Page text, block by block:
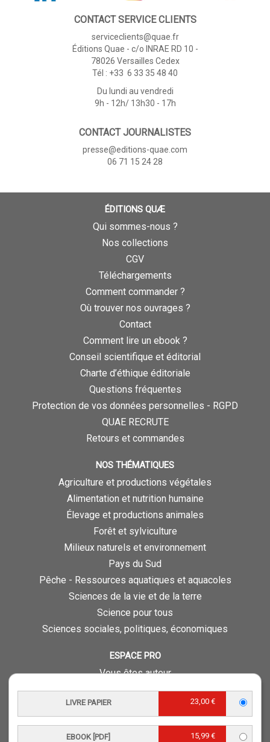
LIVRE PAPIER 23,00 €
EBOOK [PDF] 15,99 €
CONTACT SERVICE CLIENTS
serviceclients@quae.fr
Éditions Quae - c/o INRAE RD 10 -
78026 Versailles Cedex
Tél : +33 6 33 35 48 40
Du lundi au vendredi
9h - 12h/ 13h30 - 17h
CONTACT JOURNALISTES
presse@editions-quae.com
06 71 15 24 28
ÉDITIONS QUÆ
Qui sommes-nous ?
Nos collections
CGV
Téléchargements
Comment commander ?
Où trouver nos ouvrages ?
Contact
Comment lire un ebook ?
Conseil scientifique et éditorial
Charte d’éthique éditoriale
Questions fréquentes
Protection de vos données personnelles - RGPD
QUAE RECRUTE
Retours et commandes
NOS THÉMATIQUES
Agriculture et productions végétales
Alimentation et nutrition humaine
Élevage et productions animales
Forêt et sylviculture
Milieux naturels et environnement
Pays du Sud
Pêche - Ressources aquatiques et aquacoles
Sciences de la vie et de la terre
Science pour tous
Sciences sociales, politiques, économiques
ESPACE PRO
Vous êtes auteur
Vous êtes journaliste
Vous êtes libraire
Foreign rights